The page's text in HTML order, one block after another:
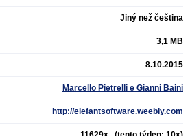
Jiný než čeština
3,1 MB
8.10.2015
Marcello Pietrelli e Gianni Baini
http://elefantsoftware.weebly.com